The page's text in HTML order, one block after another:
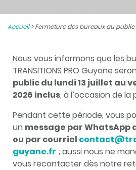
Accueil>Fermeture des bureaux au
Nous vous informons que les
TRANSITIONS PRO Guyane
public du lundi 13 juillet au
2026 inclus, à l’occasion de
Pendant cette période, vous
un message par WhatsApp
ou par courriel
guyane.fr ; aussi nous ne
vous recontacter dès notre